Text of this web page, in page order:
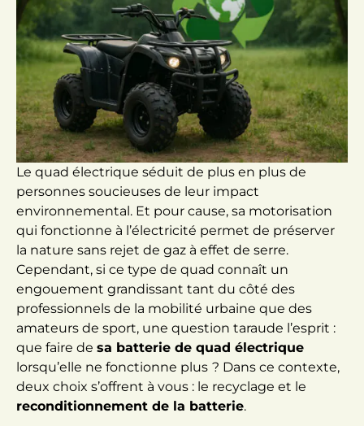
Le quad électrique séduit de plus en plus de
personnes soucieuses de leur impact
environnemental. Et pour cause, sa motorisation
qui fonctionne à l’électricité permet de préserver
la nature sans rejet de gaz à effet de serre.
Cependant, si ce type de quad connaît un
engouement grandissant tant du côté des
professionnels de la mobilité urbaine que des
amateurs de sport, une question taraude l’esprit :
que faire de sa batterie de quad électrique
lorsqu’elle ne fonctionne plus ? Dans ce contexte,
deux choix s’offrent à vous : le recyclage et le
reconditionnement de la batterie.